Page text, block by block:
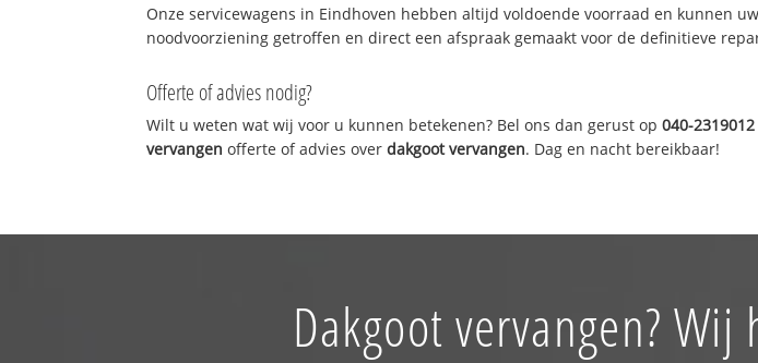
Onze servicewagens in Eindhoven hebben altijd voldoende voorraad en kunnen
noodvoorziening getroffen en direct een afspraak gemaakt voor de definitieve
Offerte of advies nodig?
Wilt u weten wat wij voor u kunnen betekenen? Bel ons dan gerust op040-2319012
vervangen offerte of advies overdakgoot vervangen. Dag en nacht bereikbaar!
Dakgoot vervangen?